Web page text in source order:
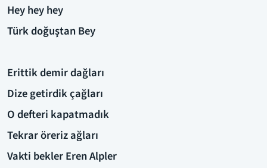
Hey hey hey
Türk doğuştan Bey
Erittik demir dağları
Dize getirdik çağları
O defteri kapatmadık
Tekrar öreriz ağları
Vakti bekler Eren Alpler